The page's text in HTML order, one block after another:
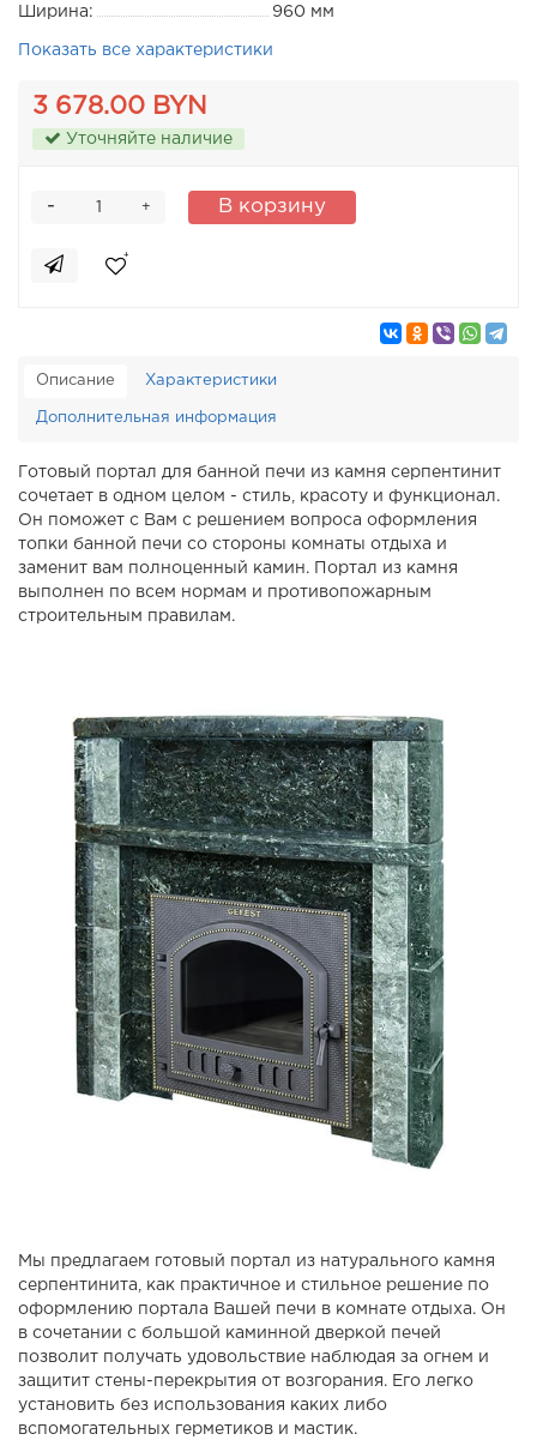
Ширина:
960 мм
Показать все характеристики
3 678.00 BYN
Уточняйте наличие
+
- В корзину
Описание Характеристики
Дополнительная информация
Готовый портал для банной печи из камня серпентинит
сочетает в одном целом - стиль, красоту и функционал.
Он поможет с Вам с решением вопроса оформления
топки банной печи со стороны комнаты отдыха и
заменит вам полноценный камин. Портал из камня
выполнен по всем нормам и противопожарным
строительным правилам.
Мы предлагаем готовый портал из натурального камня
серпентинита, как практичное и стильное решение по
оформлению портала Вашей печи в комнате отдыха. Он
в сочетании с большой каминной дверкой печей
позволит получать удовольствие наблюдая за огнем и
защитит стены-перекрытия от возгорания. Его легко
установить без использования каких либо
вспомогательных герметиков и мастик.